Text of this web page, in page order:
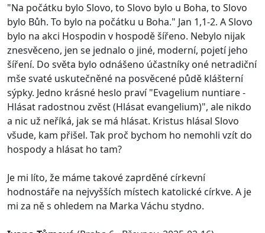
"Na počátku bylo Slovo, to Slovo bylo u Boha, to Slovo
bylo Bůh. To bylo na počátku u Boha." Jan 1,1-2. A Slovo
bylo na akci Hospodin v hospodě šířeno. Nebylo nijak
znesvěceno, jen se jednalo o jiné, moderní, pojetí jeho
šíření. Do světa bylo odnášeno účastníky oné netradiční
mše svaté uskutečněné na posvěcené půdě klášterní
sýpky. Jedno krásné heslo praví "Evagelium nuntiare -
Hlásat radostnou zvěst (Hlásat evangelium)", ale nikdo
a nic už neříká, jak se má hlásat. Kristus hlásal Slovo
všude, kam přišel. Tak proč bychom ho nemohli vzít do
hospody a hlásat ho tam?
Je mi líto, že máme takové zaprděné církevní
hodnostáře na nejvyšších místech katolické církve. A je
mi za ně s ohledem na Marka Váchu stydno.